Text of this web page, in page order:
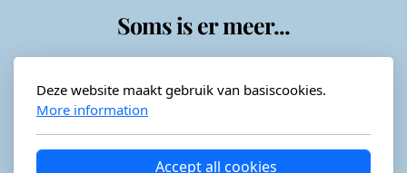
Soms is er meer...
Horeca-advies
Deze website maakt gebruik van basiscookies.
More information
Accept all cookies